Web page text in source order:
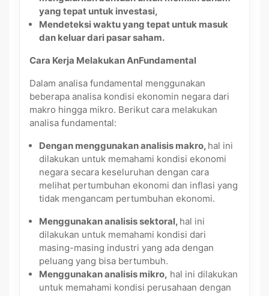
yang tepat untuk investasi,
Mendeteksi waktu yang tepat untuk masuk
dan keluar dari pasar saham.
Cara Kerja Melakukan AnFundamental
Dalam analisa fundamental menggunakan
beberapa analisa kondisi ekonomin negara dari
makro hingga mikro. Berikut cara melakukan
analisa fundamental:
Dengan menggunakan analisis makro, hal ini
dilakukan untuk memahami kondisi ekonomi
negara secara keseluruhan dengan cara
melihat pertumbuhan ekonomi dan inflasi yang
tidak mengancam pertumbuhan ekonomi.
Menggunakan analisis sektoral, hal ini
dilakukan untuk memahami kondisi dari
masing-masing industri yang ada dengan
peluang yang bisa bertumbuh.
Menggunakan analisis mikro, hal ini dilakukan
untuk memahami kondisi perusahaan dengan